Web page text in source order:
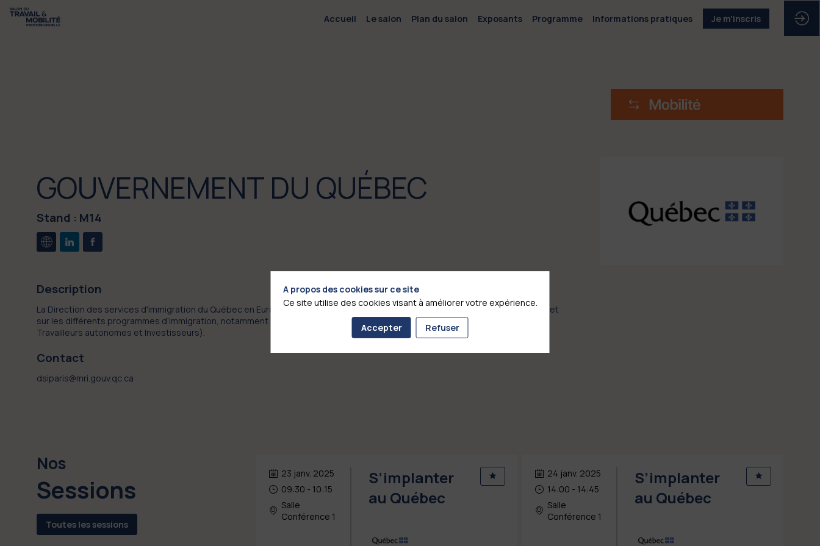
Accueil Le salon Plan du salon Exposants Programme Informations pratiques Je m'inscris
GOUVERNEMENT DU QUÉBEC
Stand : M14
Description
La Direction des services d'immigration du Québec en Europe vous informera sur le Québec, sa société, son tissu économique et
sur les différents programmes d’immigration, notamment les programmes destinés aux gens d'affaires (Entrepreneurs,
Travailleurs autonomes et Investisseurs).
Contact
dsiparis@mri.gouv.qc.ca
Nos
Sessions
Toutes les sessions
23 janv. 2025
09:30 - 10:15
Salle
Conférence 1
S’implanter
au Québec
24 janv. 2025
14:00 - 14:45
Salle
Conférence 1
S’implanter
au Québec
A propos des cookies sur ce site
Ce site utilise des cookies visant à améliorer votre expérience.
Accepter Refuser